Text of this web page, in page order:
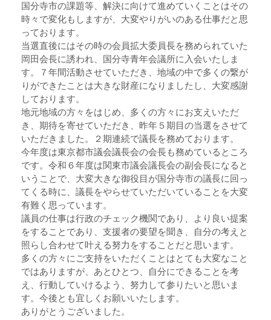
国分寺市の課題等、解決に向けて進めていくことはその
時々で変化もしますが、大変やりがいのある仕事だと思
っております。
当選直後にはその時の会員拡大委員長を務められていた
岡田会長に誘われ、国分寺青年会議所に入会いたしま
す。７年間活動させていただき、地域の中で多くの繋が
りができたことは大きな財産になりましたし、大変感謝
しております。
地元地域の方々をはじめ、多くの方々にお支えいただ
き、期待を寄せていただき、昨年５期目の当選をさせて
いただきました。２期連続で議長を務めております。
今年度は東京都市議会議長会の会長も務めているところ
です。令和６年度は関東市議会議長会の副会長になると
いうことで、大変大きな御役目が国分寺市の議長に回っ
てくる時に、議長をやらせていただいていることを大変
有難く思っています。
議員の仕事は行政のチェック機関であり、より良い提案
をすることであり、支援者の要望を聞き、自分の考えと
照らし合わせて叶える努力をすることだと思います。
多くの方々にご支持をいただくことはとても大変なこと
ではありますが、あとひとつ、自分にできることを考
え、行動していけるよう、努力して参りたいと思いま
す。今後とも宜しくお願いいたします。
ありがとうございました。